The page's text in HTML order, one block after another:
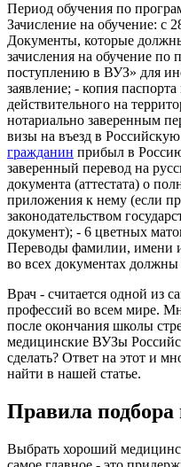
Период обучения по
Зачисление на обучение: с
Документы, которые
зачисления на обучение по
поступлению в ВУЗ» для
заявление; - копия
действительного на
нотариально заверенным
визы на въезд в
гражданин прибыл в
заверенный перевод на
документа (аттестата) о
приложения к нему (если
законодательством
документ); - 6 цветных
Переводы фамилии, имени и
во всех документах
Врач - считается одной из
профессий во всем мире.
после окончания школы
медицинские ВУЗы
сделать? Ответ на этот и
найти в нашей статье.
Правила
Выбрать хороший